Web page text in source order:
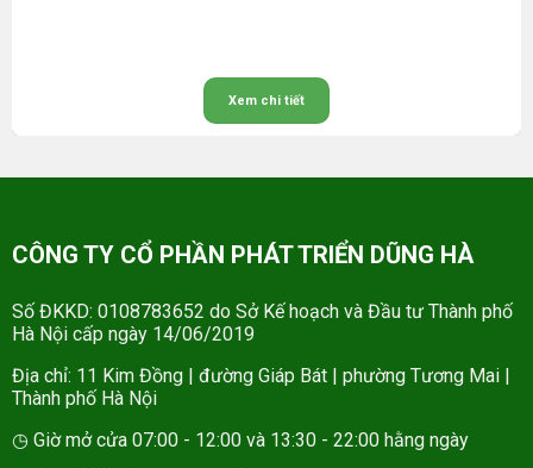
Xem chi tiết
CÔNG TY CỔ PHẦN PHÁT TRIỂN DŨNG HÀ
Số ĐKKD: 0108783652 do Sở Kế hoạch và Đầu tư Thành phố
Hà Nội cấp ngày 14/06/2019
Địa chỉ: 11 Kim Đồng | đường Giáp Bát | phường Tương Mai |
Thành phố Hà Nội
◷ Giờ mở cửa 07:00 - 12:00 và 13:30 - 22:00 hằng ngày